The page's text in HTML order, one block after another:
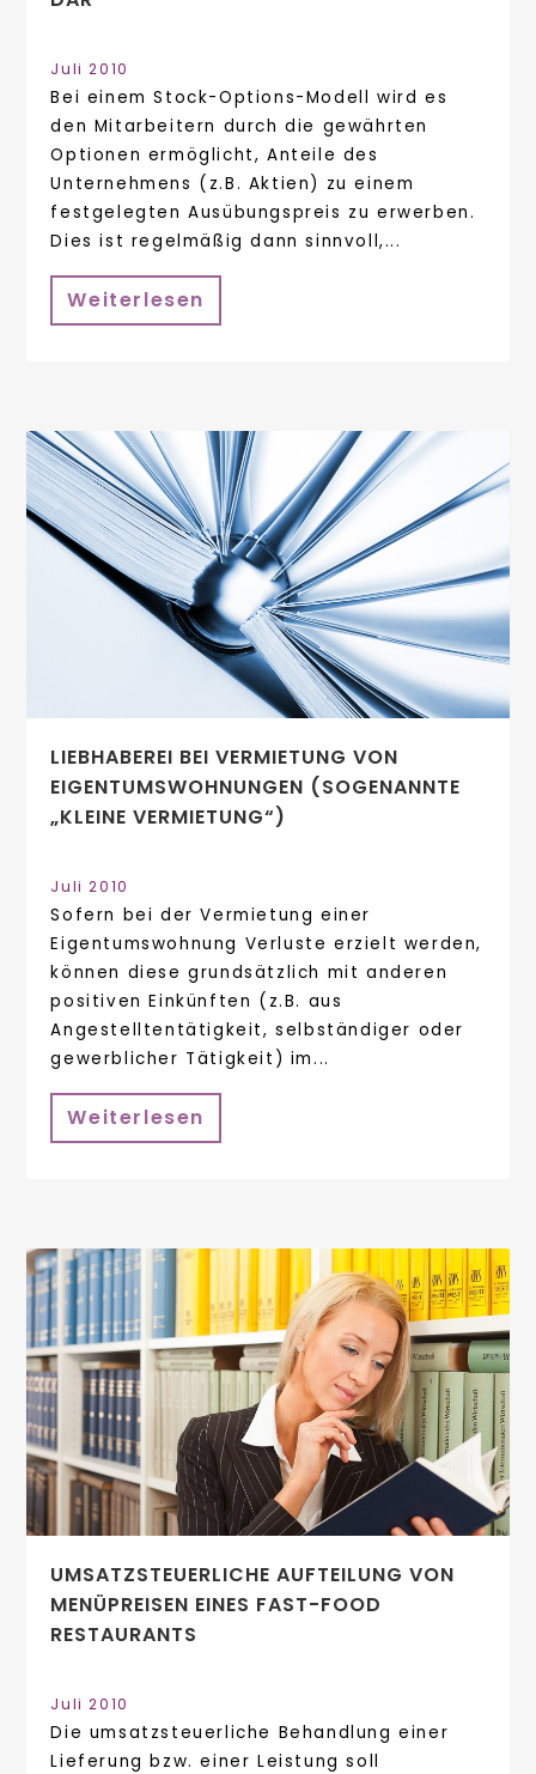
Juli 2010
Bei einem Stock-Options-Modell wird es
den Mitarbeitern durch die gewährten
Optionen ermöglicht, Anteile des
Unternehmens (z.B. Aktien) zu einem
festgelegten Ausübungspreis zu erwerben.
Dies ist regelmäßig dann sinnvoll,...
Weiterlesen
LIEBHABEREI BEI VERMIETUNG VON
EIGENTUMSWOHNUNGEN (SOGENANNTE
„KLEINE VERMIETUNG“)
Juli 2010
Sofern bei der Vermietung einer
Eigentumswohnung Verluste erzielt werden,
können diese grundsätzlich mit anderen
positiven Einkünften (z.B. aus
Angestelltentätigkeit, selbständiger oder
gewerblicher Tätigkeit) im...
Weiterlesen
UMSATZSTEUERLICHE AUFTEILUNG VON
MENÜPREISEN EINES FAST-FOOD
RESTAURANTS
Juli 2010
Die umsatzsteuerliche Behandlung einer
Lieferung bzw. einer Leistung soll